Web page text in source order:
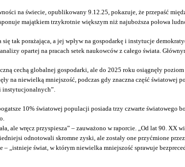
na świecie, opublikowany 9.12.25, pokazuje, że przepaść
majątkiem trzykrotnie większym niż najuboższa połowa
się tak porażająca, a jej wpływ na gospodarkę i instytucje
opartej na pracach setek naukowców z całego świata.
cechą globalnej gospodarki, ale do 2025 roku osiągnęły
na niewielką mniejszość, podczas gdy znaczna część
10% światowej populacji posiada trzy czwarte
ale wręcz przyspiesza” – zauważono w raporcie. „Od lat 90.
odnotowali skromne zyski, ale zostały one przyćmione
– „istnieje świat, w którym niewielka mniejszość sprawuje